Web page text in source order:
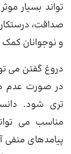
تواند بسیار
صداقت،
و نوجوانان کمک
دروغ گفتن می
در صورت عدم
تری شود.
مناسب می
پیامدهای